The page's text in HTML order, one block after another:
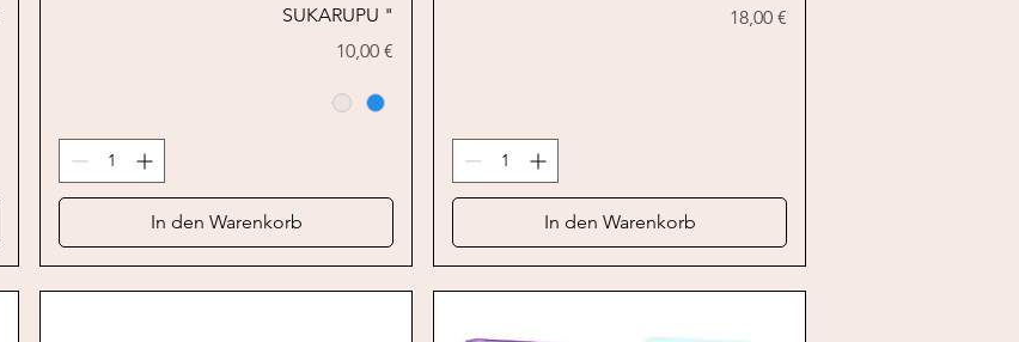
SUKARUPU "
Preis
10,00 €
In den Warenkorb
Preis
18,00 €
In den Warenkorb